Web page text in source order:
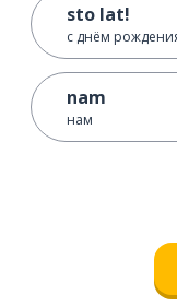
sto lat!
с днём
nam
нам